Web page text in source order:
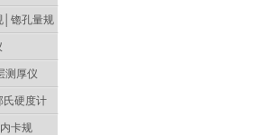
│锪孔量规
测厚仪
氏硬度计
卡规